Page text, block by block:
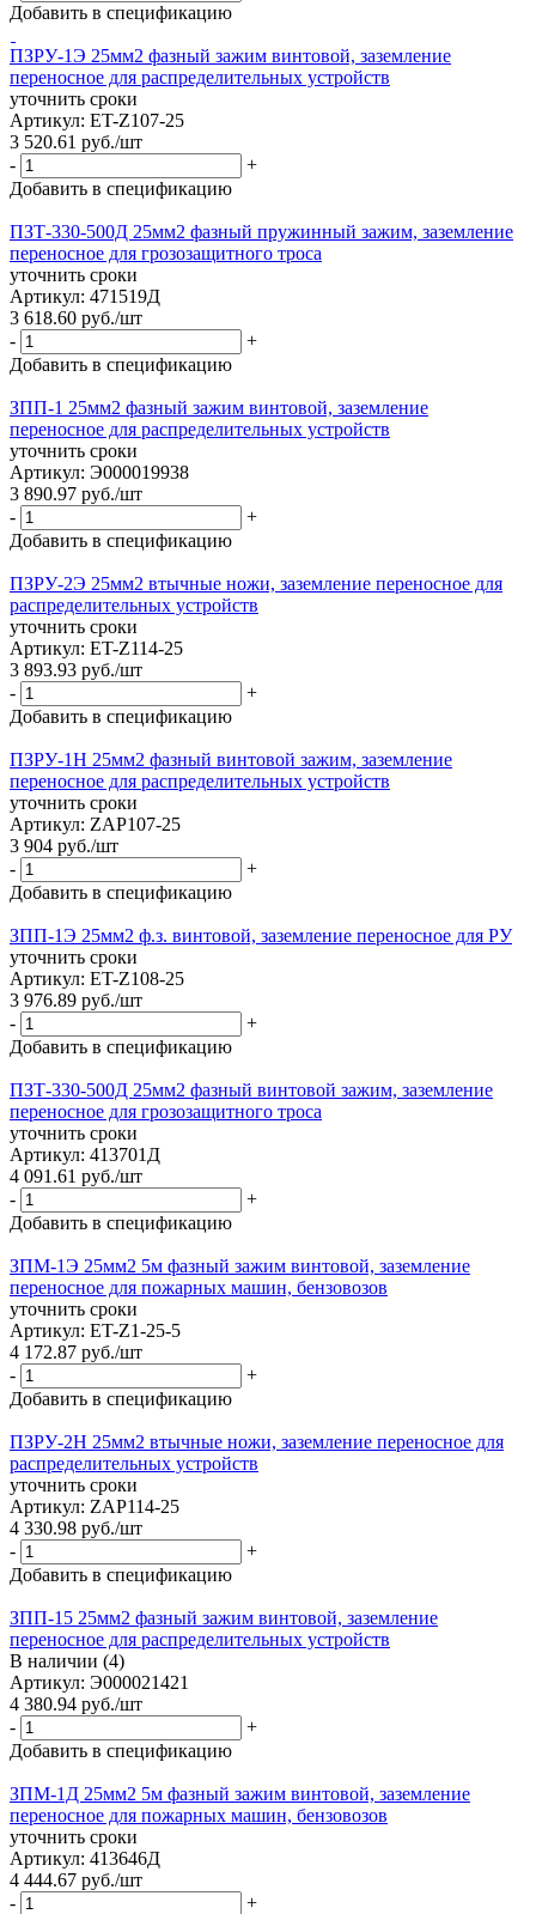
Добавить в спецификацию
ПЗРУ-1Э 25мм2 фазный зажим винтовой, заземление
переносное для распределительных устройств
уточнить сроки
Артикул: ET-Z107-25
3 520.61 руб./шт
-
+
Добавить в спецификацию
ПЗТ-330-500Д 25мм2 фазный пружинный зажим, заземление
переносное для грозозащитного троса
уточнить сроки
Артикул: 471519Д
3 618.60 руб./шт
-
+
Добавить в спецификацию
ЗПП-1 25мм2 фазный зажим винтовой, заземление
переносное для распределительных устройств
уточнить сроки
Артикул: Э000019938
3 890.97 руб./шт
-
+
Добавить в спецификацию
ПЗРУ-2Э 25мм2 втычные ножи, заземление переносное для
распределительных устройств
уточнить сроки
Артикул: ET-Z114-25
3 893.93 руб./шт
-
+
Добавить в спецификацию
ПЗРУ-1Н 25мм2 фазный винтовой зажим, заземление
переносное для распределительных устройств
уточнить сроки
Артикул: ZAP107-25
3 904 руб./шт
-
+
Добавить в спецификацию
ЗПП-1Э 25мм2 ф.з. винтовой, заземление переносное для РУ
уточнить сроки
Артикул: ET-Z108-25
3 976.89 руб./шт
-
+
Добавить в спецификацию
ПЗТ-330-500Д 25мм2 фазный винтовой зажим, заземление
переносное для грозозащитного троса
уточнить сроки
Артикул: 413701Д
4 091.61 руб./шт
-
+
Добавить в спецификацию
ЗПМ-1Э 25мм2 5м фазный зажим винтовой, заземление
переносное для пожарных машин, бензовозов
уточнить сроки
Артикул: ET-Z1-25-5
4 172.87 руб./шт
-
+
Добавить в спецификацию
ПЗРУ-2Н 25мм2 втычные ножи, заземление переносное для
распределительных устройств
уточнить сроки
Артикул: ZAP114-25
4 330.98 руб./шт
-
+
Добавить в спецификацию
ЗПП-15 25мм2 фазный зажим винтовой, заземление
переносное для распределительных устройств
В наличии (4)
Артикул: Э000021421
4 380.94 руб./шт
-
+
Добавить в спецификацию
ЗПМ-1Д 25мм2 5м фазный зажим винтовой, заземление
переносное для пожарных машин, бензовозов
уточнить сроки
Артикул: 413646Д
4 444.67 руб./шт
-
+